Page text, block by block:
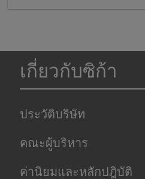
เกี่ยวกับซิก้า
ประวัติบริษัท
คณะผู้บริหาร
ค่านิยมและหลักปฎิบัติ